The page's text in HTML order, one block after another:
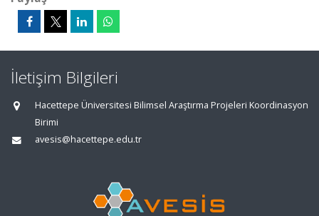
İletişim Bilgileri
Hacettepe Üniversitesi Bilimsel Araştırma Projeleri Koordinasyon
Birimi
avesis@hacettepe.edu.tr